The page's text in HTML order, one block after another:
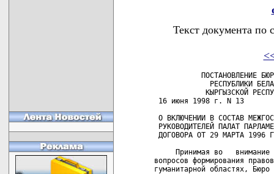
Текст документа по
ПОСТАНОВЛЕНИЕ
РЕСПУБЛИКИ
КЫРГЫЗСКОЙ
16 июня 1998 г. N 13
О ВКЛЮЧЕНИИ В СОСТАВ
РУКОВОДИТЕЛЕЙ ПАЛАТ
ДОГОВОРА ОТ 29 МАРТА 1996
Принимая во   внимание
вопросов формирования
гуманитарной областях, Бюро